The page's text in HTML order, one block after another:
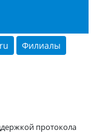
ru Филиалы
протокола